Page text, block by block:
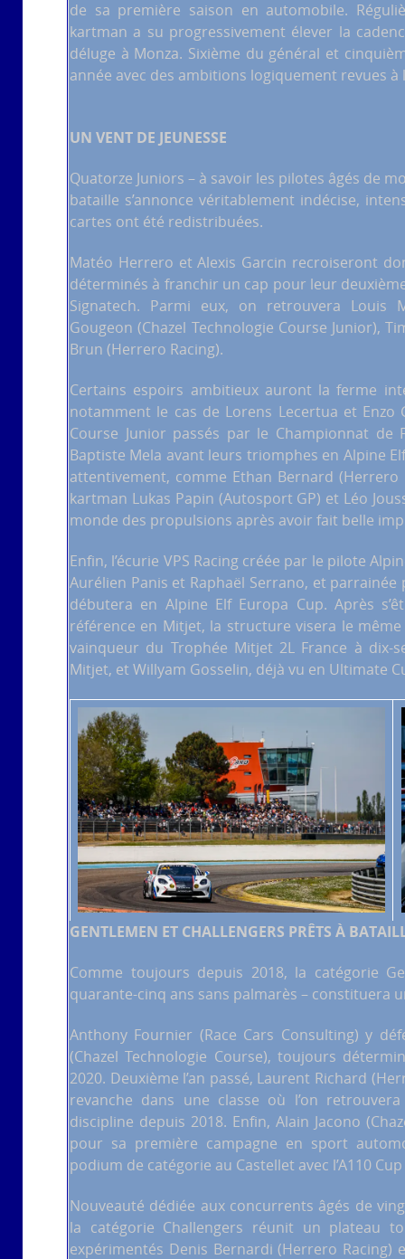
de sa première saison en automobile.
kartman a su progressivement élever la
déluge à Monza. Sixième du général et
année avec des ambitions logiquement revues à
UN VENT DE JEUNESSE
Quatorze Juniors – à savoir les pilotes âgés de
bataille s’annonce véritablement indécise,
cartes ont été redistribuées.
Matéo Herrero et Alexis Garcin recroiseront
déterminés à franchir un cap pour leur
Signatech. Parmi eux, on retrouvera Louis
Gougeon (Chazel Technologie Course Junior),
Brun (Herrero Racing).
Certains espoirs ambitieux auront la ferme
notamment le cas de Lorens Lecertua et Enzo
Course Junior passés par le Championnat de
Baptiste Mela avant leurs triomphes en Alpine
attentivement, comme Ethan Bernard
kartman Lukas Papin (Autosport GP) et Léo
monde des propulsions après avoir fait belle
Enfin, l’écurie VPS Racing créée par le pilote
Aurélien Panis et Raphaël Serrano, et parrainée
débutera en Alpine Elf Europa Cup. Après
référence en Mitjet, la structure visera le
vainqueur du Trophée Mitjet 2L France à dix-
Mitjet, et Willyam Gosselin, déjà vu en Ultimate
GENTLEMEN ET CHALLENGERS PRÊTS À
Comme toujours depuis 2018, la catégorie
quarante-cinq ans sans palmarès – constituera
Anthony Fournier (Race Cars Consulting) y
(Chazel Technologie Course), toujours
2020. Deuxième l’an passé, Laurent Richard
revanche dans une classe où l’on
discipline depuis 2018. Enfin, Alain Jacono
pour sa première campagne en sport
podium de catégorie au Castellet avec l’A110
Nouveauté dédiée aux concurrents âgés de
la catégorie Challengers réunit un plateau
expérimentés Denis Bernardi (Herrero Racing)